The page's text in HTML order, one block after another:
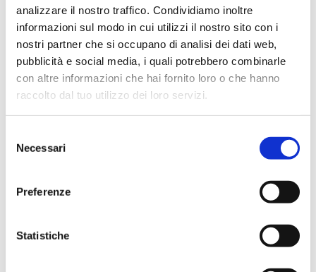
analizzare il nostro traffico. Condividiamo inoltre
informazioni sul modo in cui utilizzi il nostro sito con i
nostri partner che si occupano di analisi dei dati web,
pubblicità e social media, i quali potrebbero combinarle
con altre informazioni che hai fornito loro o che hanno
raccolto dal tuo utilizzo dei loro servizi.
delNecessari
Preferenze
Statistiche